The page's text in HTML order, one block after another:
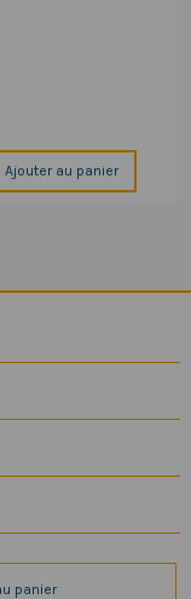
panier
Ajouter au panier